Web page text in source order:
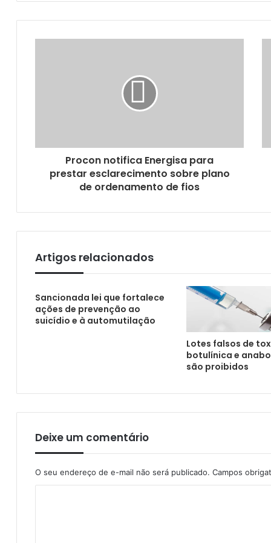
Paraíba inclui pessoas com TDL como
Central de Transplantes realiza
Lula sanciona lei que institui o Novembro
Procon notifica Energisa para
prestar esclarecimento sobre plano
de ordenamento de fios
Artigos relacionados
Sancionada lei que fortalece
ações de prevenção ao
suicídio e à automutilação
Lotes falsos de
botulínica e
são proibidos
Deixe um comentário
O seu endereço de e-mail não será publicado. Campos